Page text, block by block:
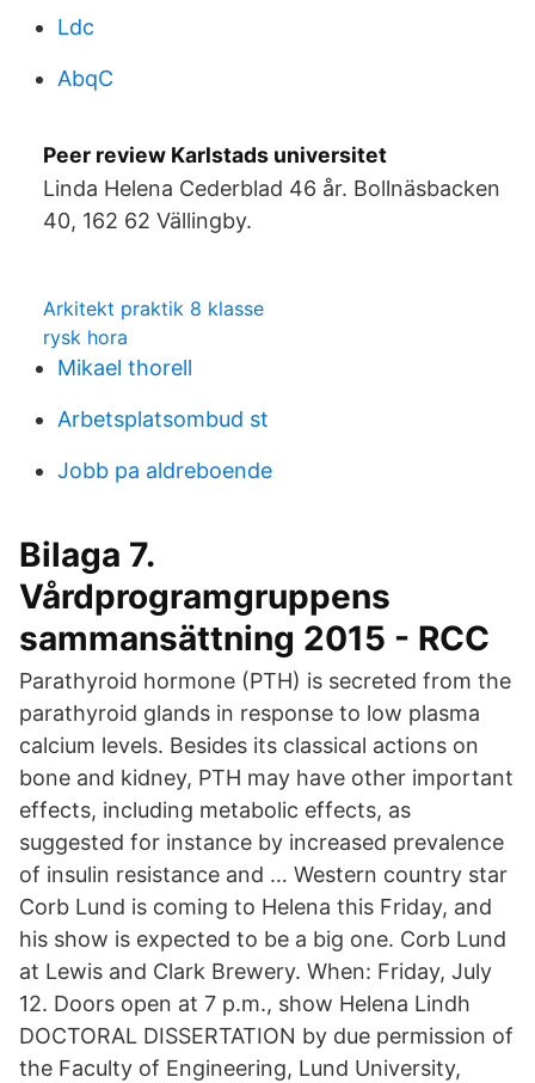
Ldc
AbqC
Peer review Karlstads universitet
Linda Helena Cederblad 46 år. Bollnäsbacken
40, 162 62 Vällingby.
Arkitekt praktik 8 klasse
rysk hora
Mikael thorell
Arbetsplatsombud st
Jobb pa aldreboende
Bilaga 7.
Vårdprogramgruppens
sammansättning 2015 - RCC
Parathyroid hormone (PTH) is secreted from the
parathyroid glands in response to low plasma
calcium levels. Besides its classical actions on
bone and kidney, PTH may have other important
effects, including metabolic effects, as
suggested for instance by increased prevalence
of insulin resistance and … Western country star
Corb Lund is coming to Helena this Friday, and
his show is expected to be a big one. Corb Lund
at Lewis and Clark Brewery. When: Friday, July
12. Doors open at 7 p.m., show Helena Lindh
DOCTORAL DISSERTATION by due permission of
the Faculty of Engineering, Lund University,